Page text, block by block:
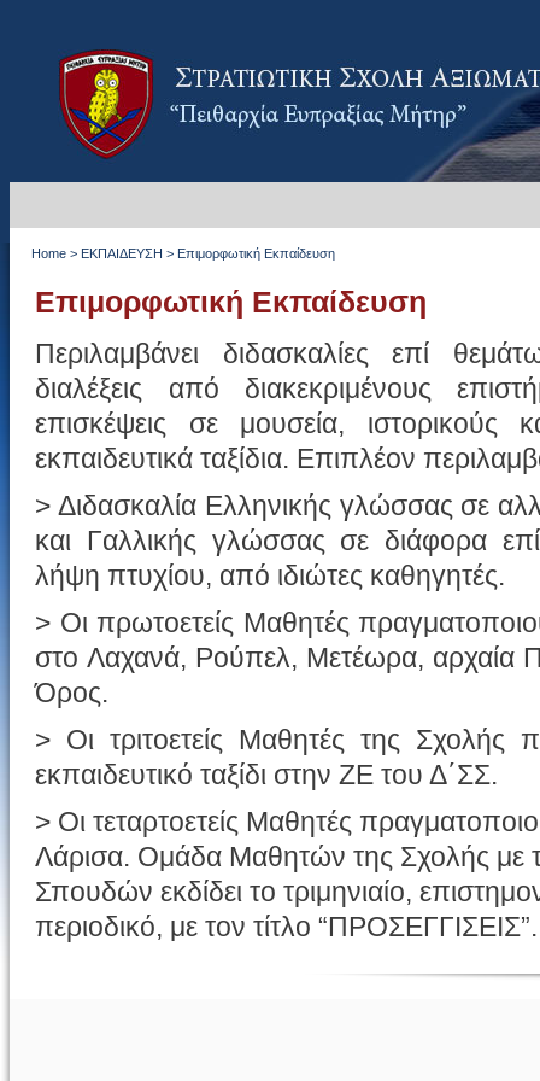
Home > ΕΚΠΑΙΔΕΥΣΗ > Επιμορφωτική Εκπαίδευση
Επιμορφωτική Εκπαίδευση
Περιλαμβάνει διδασκαλίες επί
διαλέξεις από διακεκριμένους
επισκέψεις σε μουσεία, ιστορικούς
εκπαιδευτικά ταξίδια. Επιπλέον
> Διδασκαλία Ελληνικής γλώσσας σε
και Γαλλικής γλώσσας σε διάφορα
λήψη πτυχίου, από ιδιώτες καθηγητές.
> Οι πρωτοετείς Μαθητές
στο Λαχανά, Ρούπελ, Μετέωρα, αρχαία
Όρος.
> Οι τριτοετείς Μαθητές της Σχολής
εκπαιδευτικό ταξίδι στην ΖΕ του Δ΄ΣΣ.
> Οι τεταρτοετείς Μαθητές
Λάρισα. Ομάδα Μαθητών της Σχολής με
Σπουδών εκδίδει το τριμηνιαίο,
περιοδικό, με τον τίτλο “ΠΡΟΣΕΓΓΙΣΕΙΣ”.